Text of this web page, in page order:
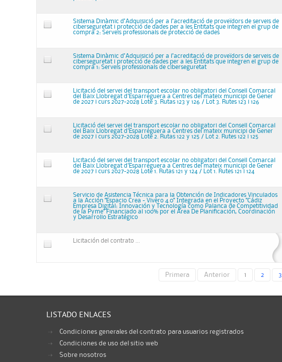
Sistema Dinàmic d’Adquisició per a l’acreditació de proveïdors de serveis de
ciberseguretat i protecció de dades per a les Entitats que integren el grup de
compra 2: Serveis professionals de protecció de dades
Sistema Dinàmic d’Adquisició per a l’acreditació de proveïdors de serveis de
ciberseguretat i protecció de dades per a les Entitats que integren el grup de
compra 1: Serveis professionals de ciberseguretat
Licitació del servei del transport escolar no obligatori del Consell Comarcal
del Baix Llobregat d'Esparreguera a Centres del mateix municipi de Gener
de 2027 i curs 2027-2028 Lote 3. Rutas 123 y 126 / Lot 3. Rutes 123 i 126
Licitació del servei del transport escolar no obligatori del Consell Comarcal
del Baix Llobregat d'Esparreguera a Centres del mateix municipi de Gener
de 2027 i curs 2027-2028 Lote 2. Rutas 122 y 125 / Lot 2. Rutes 122 i 125
Licitació del servei del transport escolar no obligatori del Consell Comarcal
del Baix Llobregat d'Esparreguera a Centres del mateix municipi de Gener
de 2027 i curs 2027-2028 Lote 1. Rutas 121 y 124 / Lot 1. Rutes 121 i 124
Servicio de Asistencia Técnica para la Obtención de Indicadores Vinculados
a la Acción "Espacio Crea - Vivero 4.0" Integrada en el Proyecto "Cádiz
Empresa Digital: Innovación y Tecnología como Palanca de Competitividad
de la Pyme" Financiado al 100% por el Área De Planificación, Coordinación
y Desarrollo Estratégico
Licitación del contrato ...
Primera Anterior 1 2 3
LISTADO ENLACES
Condiciones generales del contrato para usuarios registrados
Condiciones de uso del sitio web
Sobre nosotros